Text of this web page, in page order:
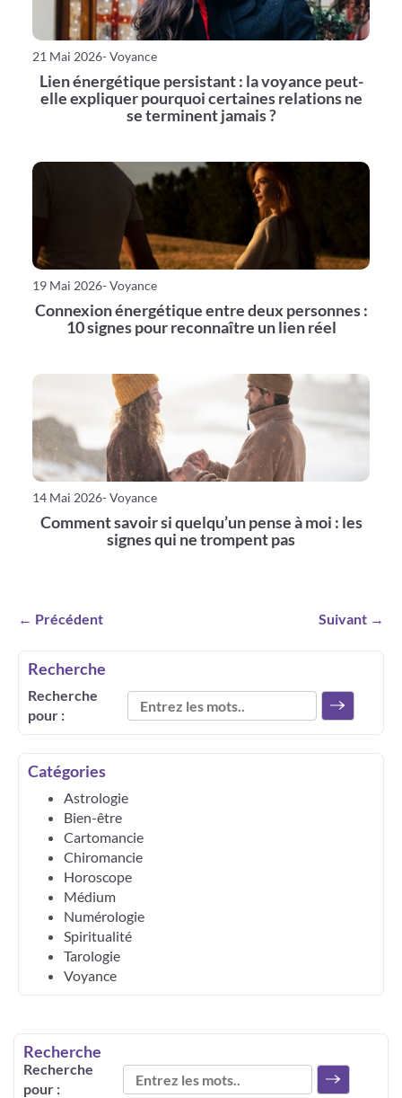
21 Mai 2026- Voyance
Lien énergétique persistant : la voyance peut-
elle expliquer pourquoi certaines relations ne
se terminent jamais ?
19 Mai 2026- Voyance
Connexion énergétique entre deux personnes :
10 signes pour reconnaître un lien réel
14 Mai 2026- Voyance
Comment savoir si quelqu’un pense à moi : les
signes qui ne trompent pas
← Précédent Suivant →
Recherche
Recherche
pour :
Catégories
Astrologie
Bien-être
Cartomancie
Chiromancie
Horoscope
Médium
Numérologie
Spiritualité
Tarologie
Voyance
Recherche
Recherche
pour :